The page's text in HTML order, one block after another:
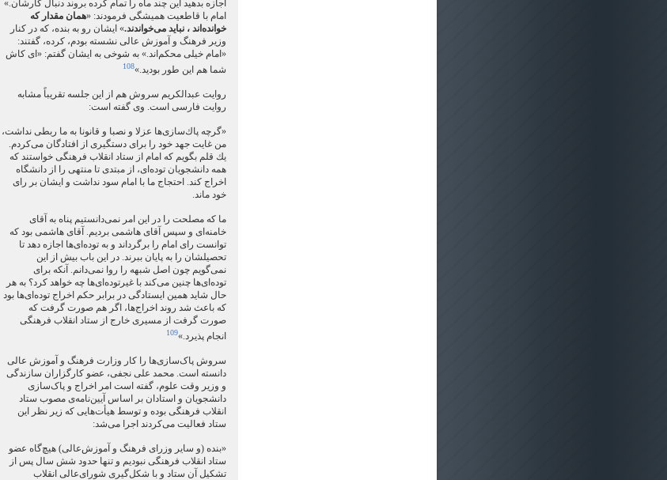
اجازه بدهید این چند ماه را تمام کرده بروند دنبال کارشان.»
امام با قاطعیت همیشگی فرمودند: «همان مقدار که
خوانده‌اند ، نباید می‌خواندند.» ایشان رو به بنده، که در کنار
وزیر فرهنگ و آموزش عالی نشسته بودم، کرده، گفتند:
«امام خیلی محکم‌اند.» به شوخی به ایشان گفتم: «ای کاش
شما هم این طور بودید.»108
روایت عبدالکریم سروش هم از این جلسه تقریباً مشابه
روایت فارسی است. وی گفته است:
«گرچه پاك‌سازی‌ها عزلا‌ و نصبا و قانونا به ما ربطی نداشت،
من غايت جهد خود را برای دستگيری از افتادگان می‌كردم.
يك قلم بگويم كه امام از ستاد انقلا‌ب فرهنگی خواستند كه
همه دانشجويان توده‌ای، از مبتدی تا منتهی را از دانشگاه
اخراج كند. احتجاج ما با امام سود نداشت و ایشان بر رای
خود ماند.
ما كه مصلحت را در اين امر نمی‌دانستيم پناه به آقای
خامنه‌ای و سپس آقای هاشمی برديم. آقای هاشمی بود كه
توانست رای امام را برگرداند و به توده‌ای‌ها اجازه دهد تا
تحصيلشان را به پايان ببرند. در اين باب بيش از اين
نمی‌گويم چون اصل شبهه را روا نمی‌دانم. آنكه برای
توده‌ای‌ها چنين می‌كند با غيرتوده‌ای‌ها چه خواهد كرد؟ به هر
حال شايد همين ايستادگی در برابر حكم اخراج توده‌ای‌‌ها بود
كه باعث شد روند اخراج‌ها، اگر هم صورت گرفت كه
صورت گرفت از مسيری خارج از ستاد انقلا‌ب فرهنگی
انجام پذيرد.»109
سروش پاک‌سازی‌ها را کار وزارت فرهنگ و آموزش عالی
دانسته است. محمد علی نجفی، عضو کارگزاران سازندگی
و وزیر وقت علوم، گفته است امر اخراج و پاک‌سازی
دانشجویان و استادان بر اساس آیین‌نامه‌ی مصوب ستاد
انقلاب فرهنگی بوده و توسط هیأت‌هایی که زیر نظر این
ستاد فعالیت می‌کردند اجرا می‌شد:
«بنده (و سایر وزرای فرهنگ و آموزش‌عالی) هیچ‌گاه عضو
ستاد انقلاب فرهنگی نبودیم و تنها حدود شش سال پس از
تشكیل آن ستاد و با شكل‌گیری شورای‌عالی انقلاب